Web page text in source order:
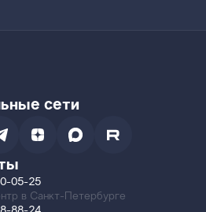
сети
05-25
в Санкт-Петербурге